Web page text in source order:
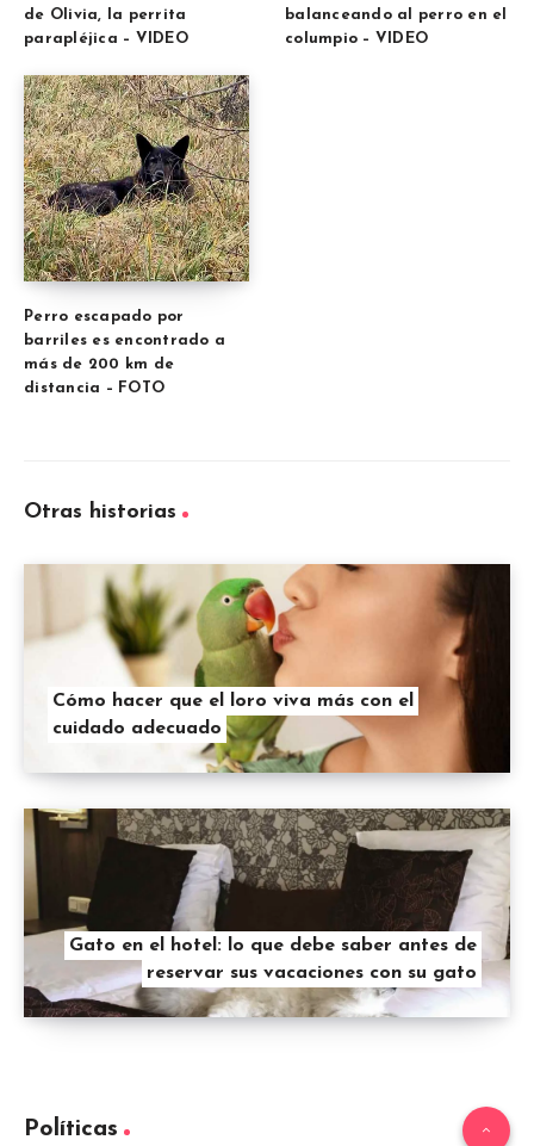
de Olivia, la perrita
parapléjica – VIDEO
balanceando al perro en el
columpio – VIDEO
Perro escapado por
barriles es encontrado a
más de 200 km de
distancia – FOTO
Otras historias
Cómo hacer que el loro viva más con el
cuidado adecuado
Gato en el hotel: lo que debe saber antes de
reservar sus vacaciones con su gato
Políticas